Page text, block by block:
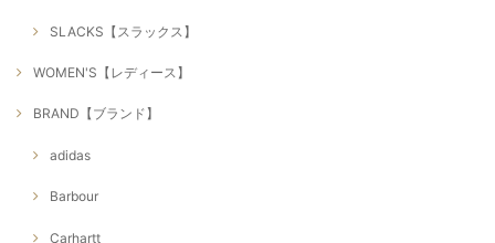
SLACKS【スラックス】
WOMEN'S【レディース】
BRAND【ブランド】
adidas
Barbour
Carhartt